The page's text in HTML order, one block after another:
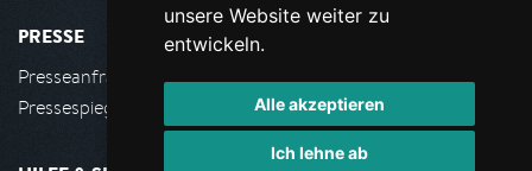
unsere Website weiter zu
entwickeln.
Alle akzeptieren
Ich lehne ab
PRESSE
Presseanfrage stellen
Pressespiegel